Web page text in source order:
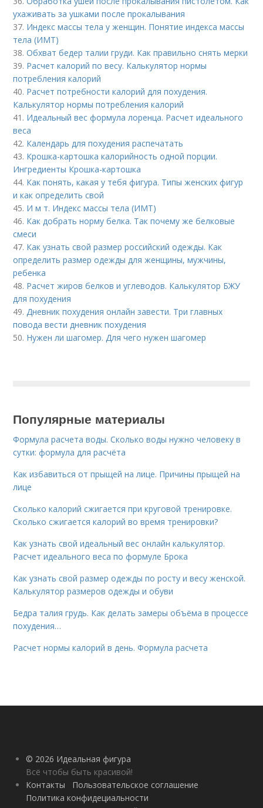
ухаживать за ушками после прокалывания
37. Индекс массы тела у женщин. Понятие индекса массы
тела (ИМТ)
38.Обхват бедер талии груди. Как правильно снять мерки
39. Расчет калорий по весу. Калькулятор нормы
потребления калорий
40. Расчет потребности калорий для похудения.
Калькулятор нормы потребления калорий
41. Идеальный вес формула лоренца. Расчет идеального
веса
42. Календарь для похудения распечатать
43. Крошка-картошка калорийность одной порции.
Ингредиенты Крошка-картошка
44. Как понять, какая у тебя фигура. Типы женских фигур
и как определить свой
45. И м т. Индекс массы тела (ИМТ)
46. Как добрать норму белка. Так почему же белковые
смеси
47. Как узнать свой размер российский одежды. Как
определить размер одежды для женщины, мужчины,
ребенка
48. Расчет жиров белков и углеводов. Калькулятор БЖУ
для похудения
49. Дневник похудения онлайн завести. Три главных
повода вести дневник похудения
50. Нужен ли шагомер. Для чего нужен шагомер
Популярные материалы
Формула расчета воды. Сколько воды нужно человеку в
сутки: формула для расчёта
Как избавиться от прыщей на лице. Причины прыщей на
лице
Сколько калорий сжигается при круговой тренировке.
Сколько сжигается калорий во время тренировки?
Как узнать свой идеальный вес онлайн калькулятор.
Расчет идеального веса по формуле Брока
Как узнать свой размер одежды по росту и весу женской.
Калькулятор размеров одежды и обуви
Бедра талия грудь. Как делать замеры объёма в процессе
похудения…
Расчет нормы калорий в день. Формула расчета
© 2026 Идеальная фигура
Всё чтобы быть красивой!
Контакты
Пользовательское соглашение
Политика конфидециальности